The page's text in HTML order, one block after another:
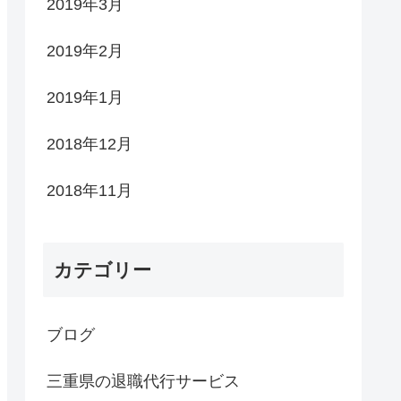
2019年3月
2019年2月
2019年1月
2018年12月
2018年11月
カテゴリー
ブログ
三重県の退職代行サービス